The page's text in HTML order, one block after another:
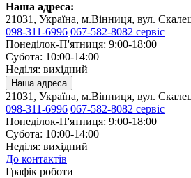
Наша адреса:
21031, Україна, м.Вінниця, вул.
098-311-6996 067-582-8082 сервіс
Понеділок-П'ятниця: 9:00-18:00
Субота: 10:00-14:00
Неділя: вихідний
Наша адреса
21031, Україна, м.Вінниця, вул.
098-311-6996 067-582-8082 сервіс
Понеділок-П'ятниця: 9:00-18:00
Субота: 10:00-14:00
Неділя: вихідний
До контактів
Графік роботи